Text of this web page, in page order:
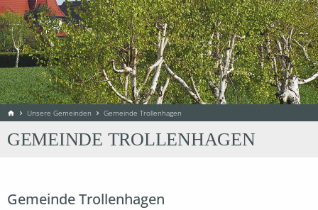
home chevron_right Unsere Gemeinden chevron_right Gemeinde Trollenhagen
GEMEINDE TROLLENHAGEN
Gemeinde Trollenhagen